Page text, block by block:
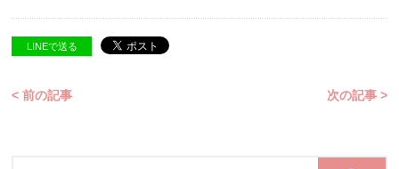
LINEで送る
< 前の記事 次の記事 >